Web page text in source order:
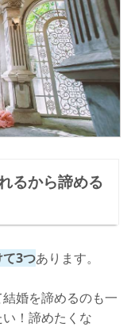
るから諦める
3つあります。
婚を諦めるのも一
！諦めたくな